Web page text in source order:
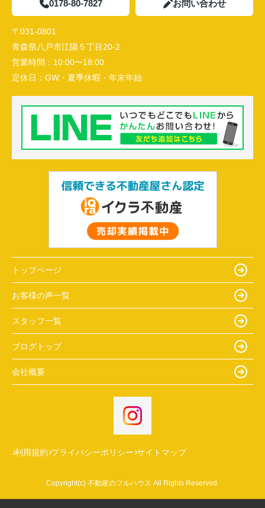
0178-80-7827 お問い合わせ
〒031-0801
青森県八戸市江陽５丁目20-2
営業時間： 10:00〜18:00
定休日： GW・夏季休暇・年末年始
トップページ
お客様の声一覧
スタッフ一覧
ブログトップ
会社概要
利用規約 プライバシーポリシー サイトマップ
Copyright(c) 不動産のフルハウス All Rights Reserved.